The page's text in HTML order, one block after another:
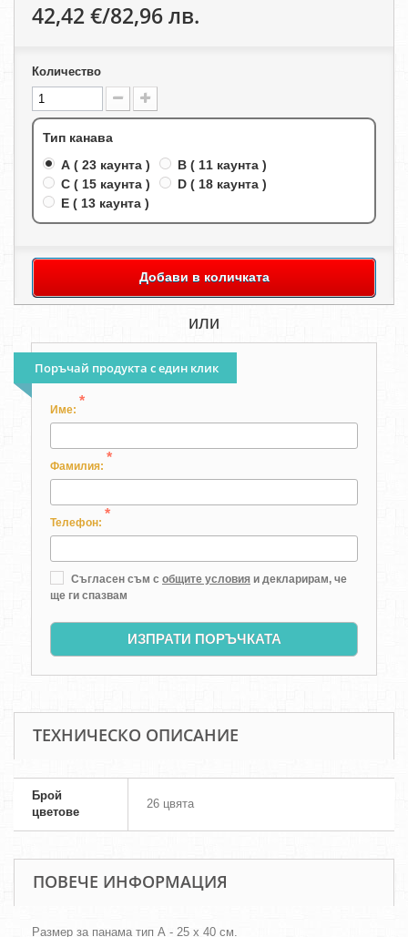
42,42 €/82,96 лв.
Количество
Тип канава
A ( 23 каунта )
B ( 11 каунта )
C ( 15 каунта )
D ( 18 каунта )
E ( 13 каунта )
Добави в количката
или
Поръчай продукта с един клик
Име:
*
Фамилия:
*
Телефон:
*
Съгласен съм с общите условия и декларирам, че
ще ги спазвам
ИЗПРАТИ ПОРЪЧКАТА
ТЕХНИЧЕСКО ОПИСАНИЕ
Брой
цветове
26 цвята
ПОВЕЧЕ ИНФОРМАЦИЯ
Размер за панама тип А - 25 х 40 см.